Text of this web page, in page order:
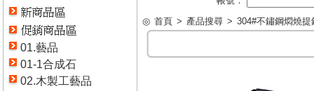
01.藝品
01-1合成石
02.木製工藝品
◎ 首頁 > 產品搜尋 > 304#不鏽鋼燜燒提